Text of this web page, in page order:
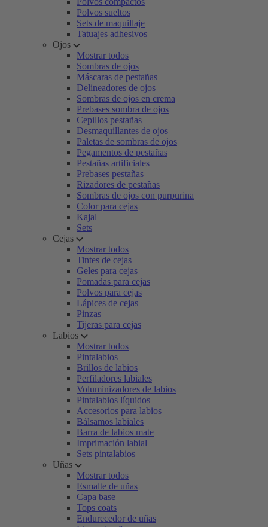
Polvos sueltos
Sets de maquillaje
Tatuajes adhesivos
Ojos
Mostrar todos
Sombras de ojos
Máscaras de pestañas
Delineadores de ojos
Sombras de ojos en crema
Prebases sombra de ojos
Cepillos pestañas
Desmaquillantes de ojos
Paletas de sombras de ojos
Pegamentos de pestañas
Pestañas artificiales
Prebases pestañas
Rizadores de pestañas
Sombras de ojos con purpurina
Color para cejas
Kajal
Sets
Cejas
Mostrar todos
Tintes de cejas
Geles para cejas
Pomadas para cejas
Polvos para cejas
Lápices de cejas
Pinzas
Tijeras para cejas
Labios
Mostrar todos
Pintalabios
Brillos de labios
Perfiladores labiales
Voluminizadores de labios
Pintalabios líquidos
Accesorios para labios
Bálsamos labiales
Barra de labios mate
Imprimación labial
Sets pintalabios
Uñas
Mostrar todos
Esmalte de uñas
Capa base
Tops coats
Endurecedor de uñas